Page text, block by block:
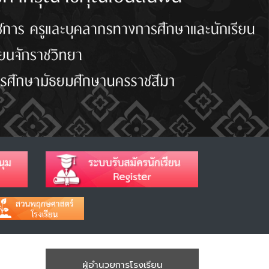
ผู้อำนวยการโรงเรียน